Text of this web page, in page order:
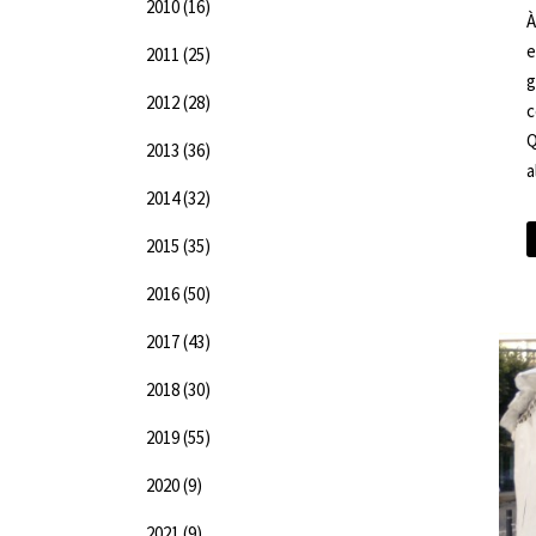
2010(16)
2011 (25)
2012(28)
2013 (36)
2014(32)
2015 (35)
2016(50)
2017(43)
2018(30)
2019(55)
2020(9)